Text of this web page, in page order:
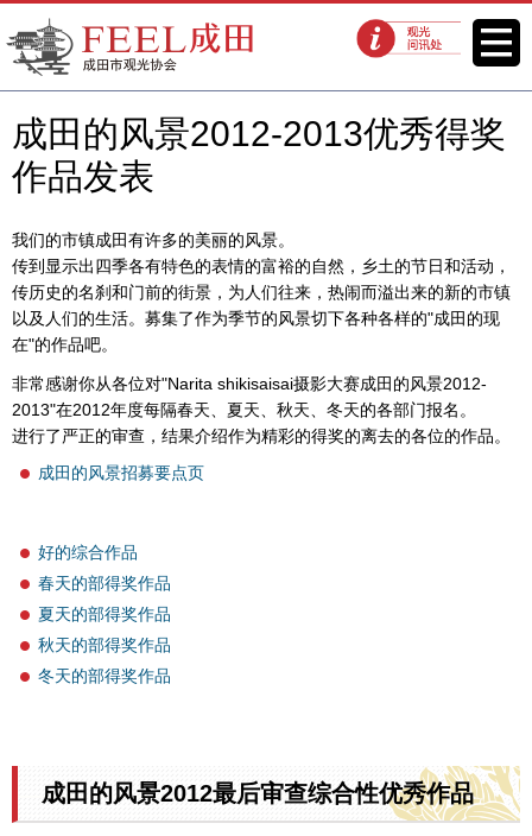
FEEL成田成田市观光协会官方网
站
观光问讯处 菜单
成田的风景2012-2013优秀得奖
作品发表
我们的市镇成田有许多的美丽的风景。
传到显示出四季各有特色的表情的富裕的自然，乡土的节日和活动，
传历史的名刹和门前的街景，为人们往来，热闹而溢出来的新的市镇
以及人们的生活。募集了作为季节的风景切下各种各样的"成田的现
在"的作品吧。
非常感谢你从各位对"Narita shikisaisai摄影大赛成田的风景2012-
2013"在2012年度每隔春天、夏天、秋天、冬天的各部门报名。
进行了严正的审查，结果介绍作为精彩的得奖的离去的各位的作品。
成田的风景招募要点页
好的综合作品
春天的部得奖作品
夏天的部得奖作品
秋天的部得奖作品
冬天的部得奖作品
成田的风景2012最后审查综合性优秀作品